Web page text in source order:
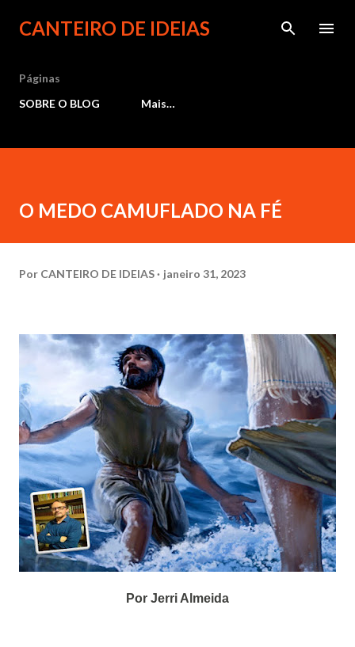
Pular para o conteúdo principal
CANTEIRO DE IDEIAS
Páginas
SOBRE O BLOG
Mais…
O MEDO CAMUFLADO NA FÉ
Por CANTEIRO DE IDEIAS janeiro 31, 2023
Por Jerri Almeida